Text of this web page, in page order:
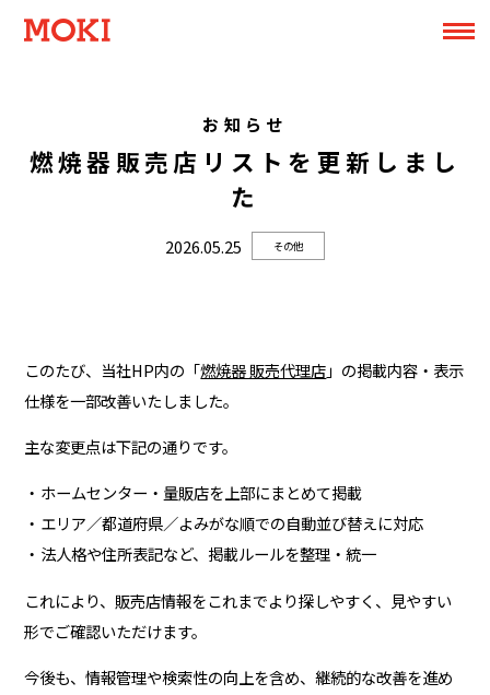
お知らせ
燃焼器販売店リストを更新しまし
た
2026.05.25 その他
このたび、当社HP内の「燃焼器 販売代理店」の掲載内容・表示
仕様を一部改善いたしました。
主な変更点は下記の通りです。
ホームセンター・量販店を上部にまとめて掲載
エリア／都道府県／よみがな順での自動並び替えに対応
法人格や住所表記など、掲載ルールを整理・統一
これにより、販売店情報をこれまでより探しやすく、見やすい
形でご確認いただけます。
今後も、情報管理や検索性の向上を含め、継続的な改善を進め